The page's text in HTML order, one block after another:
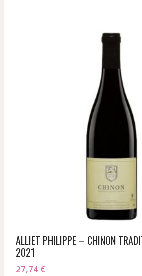
ALLIET PHILIPPE – CHINON
2021
27,74 €